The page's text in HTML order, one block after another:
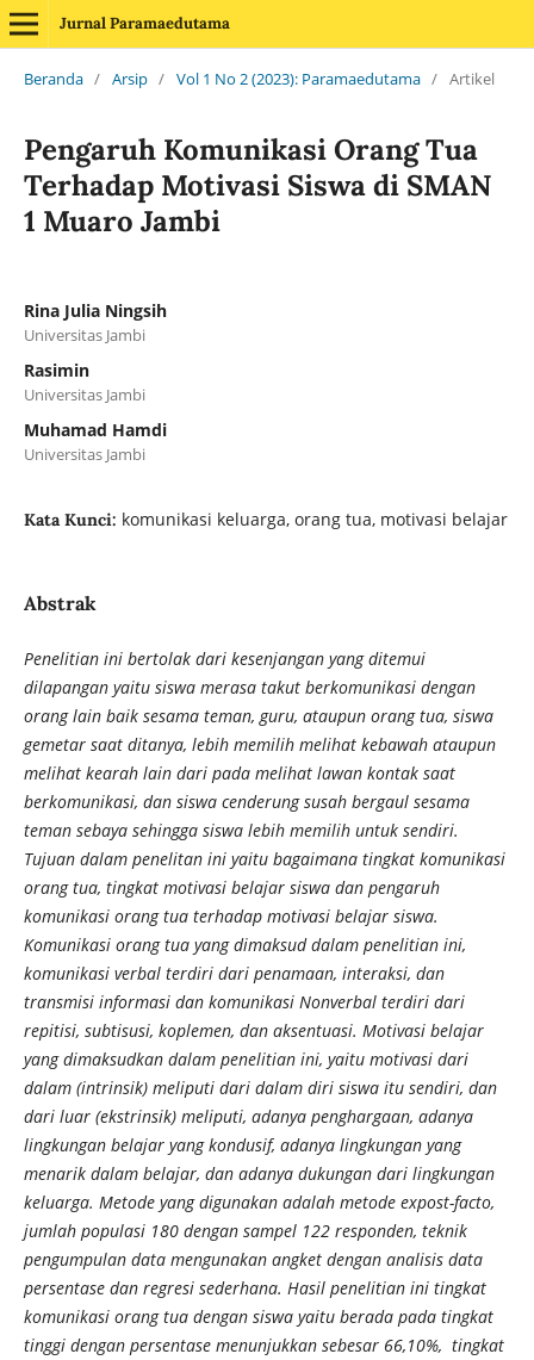
Jurnal Paramaedutama
Beranda / Arsip / Vol 1 No 2 (2023): Paramaedutama / Artikel
Pengaruh Komunikasi Orang Tua
Terhadap Motivasi Siswa di SMAN
1 Muaro Jambi
Rina Julia Ningsih
Universitas Jambi
Rasimin
Universitas Jambi
Muhamad Hamdi
Universitas Jambi
Kata Kunci: komunikasi keluarga, orang tua, motivasi belajar
Abstrak
Penelitian ini bertolak dari kesenjangan yang ditemui
dilapangan yaitu siswa merasa takut berkomunikasi dengan
orang lain baik sesama teman, guru, ataupun orang tua, siswa
gemetar saat ditanya, lebih memilih melihat kebawah ataupun
melihat kearah lain dari pada melihat lawan kontak saat
berkomunikasi, dan siswa cenderung susah bergaul sesama
teman sebaya sehingga siswa lebih memilih untuk sendiri.
Tujuan dalam penelitan ini yaitu bagaimana tingkat komunikasi
orang tua, tingkat motivasi belajar siswa dan pengaruh
komunikasi orang tua terhadap motivasi belajar siswa.
Komunikasi orang tua yang dimaksud dalam penelitian ini,
komunikasi verbal terdiri dari penamaan, interaksi, dan
transmisi informasi dan komunikasi Nonverbal terdiri dari
repitisi, subtisusi, koplemen, dan aksentuasi. Motivasi belajar
yang dimaksudkan dalam penelitian ini, yaitu motivasi dari
dalam (intrinsik) meliputi dari dalam diri siswa itu sendiri, dan
dari luar (ekstrinsik) meliputi, adanya penghargaan, adanya
lingkungan belajar yang kondusif, adanya lingkungan yang
menarik dalam belajar, dan adanya dukungan dari lingkungan
keluarga. Metode yang digunakan adalah metode expost-facto,
jumlah populasi 180 dengan sampel 122 responden, teknik
pengumpulan data mengunakan angket dengan analisis data
persentase dan regresi sederhana. Hasil penelitian ini tingkat
komunikasi orang tua dengan siswa yaitu berada pada tingkat
tinggi dengan persentase menunjukkan sebesar 66,10%, tingkat